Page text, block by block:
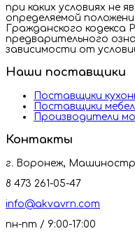
при каких условиях не
определяемой
Гражданского кодекса
предварительного
зависимости от
Наши поставщики
Поставщики
Поставщики
Производители
Контакты
г. Воронеж,
8 473 261-05-47
info@akvavrn.com
пн-пт / 9:00-17:00